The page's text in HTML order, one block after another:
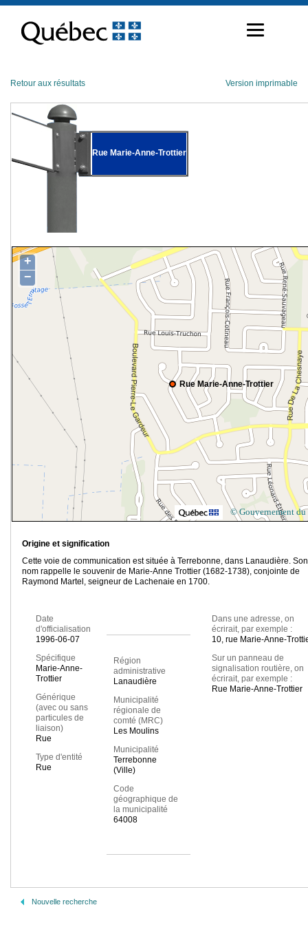
contenu
Retour aux résultats Version imprimable
Rue Marie-Anne-Trottier
Rue Marie-Anne-Trottier
+
−
© Gouvernement du
Origine et signification
Cette voie de communication est située à Terrebonne, dans Lanaudière. Son
nom rappelle le souvenir de Marie-Anne Trottier (1682-1738), conjointe de
Raymond Martel, seigneur de Lachenaie en 1700.
Date
d'officialisation
1996-06-07
Spécifique
Marie-Anne-
Trottier
Générique
(avec ou sans
particules de
liaison)
Rue
Type d'entité
Rue
Région
administrative
Lanaudière
Municipalité
régionale de
comté (MRC)
Les Moulins
Municipalité
Terrebonne
(Ville)
Code
géographique de
la municipalité
64008
Dans une adresse, on
écrirait, par exemple :
10, rue Marie-Anne-
Sur un panneau de
signalisation routière, on
écrirait, par exemple :
Rue Marie-Anne-Trottier
Nouvelle recherche